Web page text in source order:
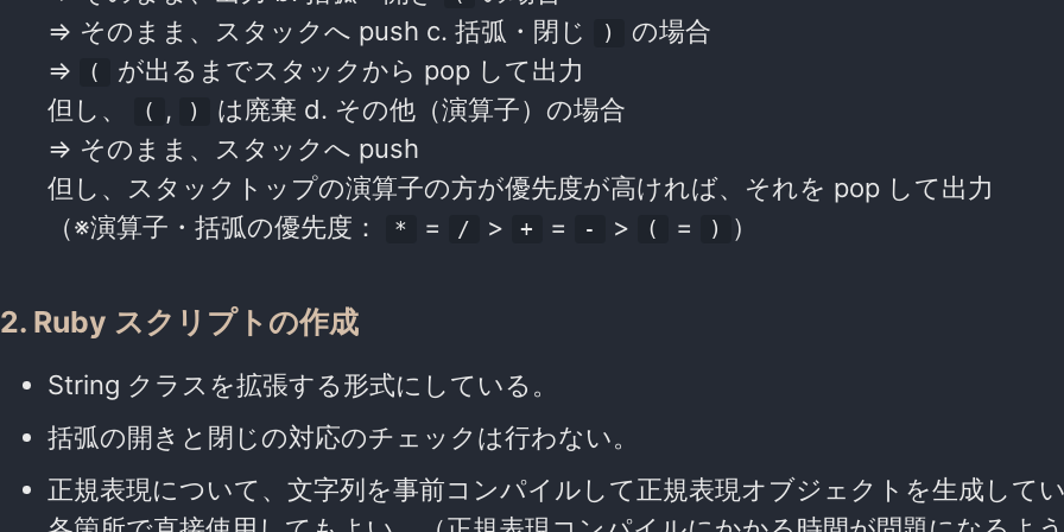
=> そのまま、スタックへ push c. 括弧・閉じ
)
の場合
=>
(
が出るまでスタックから pop して出力
但し、
( , )
は廃棄 d. その他（演算子）の場合
=> そのまま、スタックへ push
但し、スタックトップの演算子の方が優先度が高ければ、それを pop して出力
（※演算子・括弧の優先度：
* = / > + = - > ( = ) ）
2. Ruby スクリプトの作成
String クラスを拡張する形式にしている。
括弧の開きと閉じの対応のチェックは行わない。
正規表現について、文字列を事前コンパイルして正規表現オブジェクトを生成してい